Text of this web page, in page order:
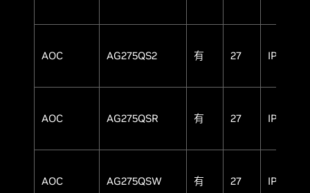
AOC AG275QS2 有 27 IPS
AOC AG275QSR 有 27 IPS
AOC AG275QSW 有 27 IPS